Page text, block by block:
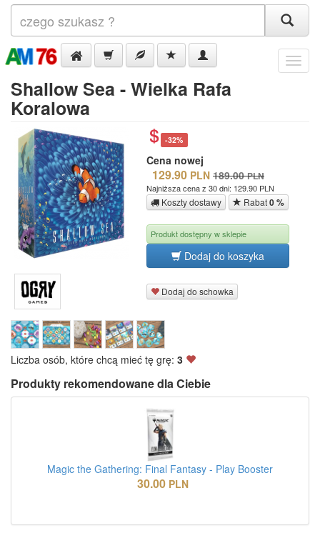
Menu
Shallow Sea - Wielka Rafa
Koralowa
-32%
Cena nowej
129.90 PLN 189.00 PLN
Najniższa cena z 30 dni: 129.90 PLN
Koszty dostawy Rabat0 %
Produkt dostępny w sklepie
Dodaj do koszyka
Dodaj do schowka
Liczba osób, które chcą mieć tę grę: 3
Produkty rekomendowane dla Ciebie
Magic the Gathering: Final Fantasy - Play Booster
30.00 PLN